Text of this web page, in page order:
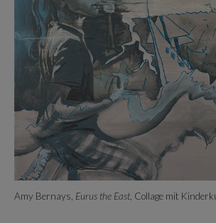
Amy Bernays, Eurus the East , Collage mit